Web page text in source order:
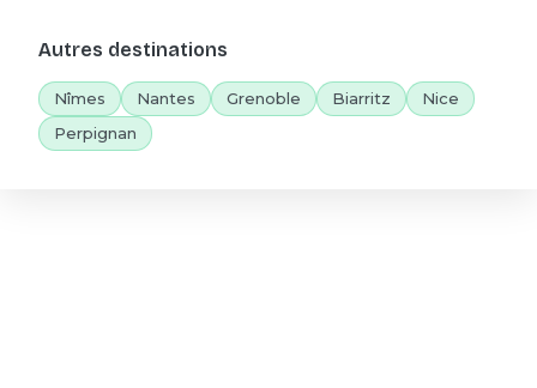
Autres destinations
Nîmes Nantes Grenoble Biarritz
Nice
Perpignan